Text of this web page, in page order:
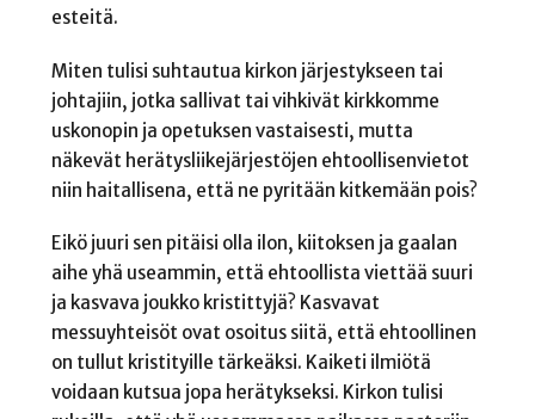
esteitä.
Miten tulisi suhtautua kirkon järjestykseen tai
johtajiin, jotka sallivat tai vihkivät kirkkomme
uskonopin ja opetuksen vastaisesti, mutta
näkevät herätysliikejärjestöjen ehtoollisenvietot
niin haitallisena, että ne pyritään kitkemään pois?
Eikö juuri sen pitäisi olla ilon, kiitoksen ja gaalan
aihe yhä useammin, että ehtoollista viettää suuri
ja kasvava joukko kristittyjä? Kasvavat
messuyhteisöt ovat osoitus siitä, että ehtoollinen
on tullut kristityille tärkeäksi. Kaiketi ilmiötä
voidaan kutsua jopa herätykseksi. Kirkon tulisi